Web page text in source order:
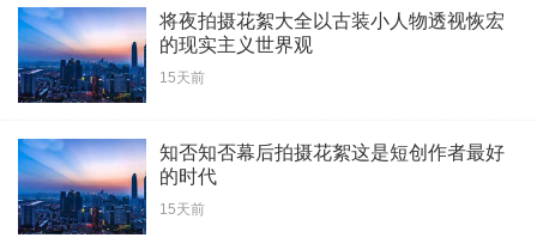
将夜拍摄花絮大全以古装小人物透视恢宏
的现实主义世界观
15天前
知否知否幕后拍摄花絮这是短创作者最好
的时代
15天前